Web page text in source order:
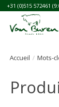
+31 (0)515 572461
Accueil / Mots-